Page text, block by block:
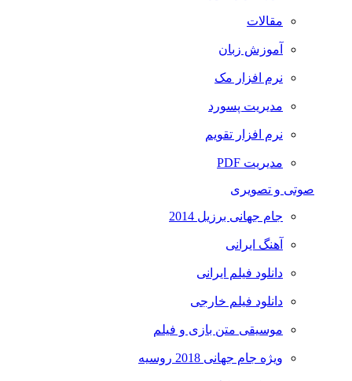
مقالات
آموزش زبان
نرم افزار مک
مدیریت پسورد
نرم افزار تقویم
مدیریت PDF
صوتی و تصویری
جام جهانی برزیل 2014
آهنگ ایرانی
دانلود فیلم ایرانی
دانلود فیلم خارجی
موسیقی متن بازی و فیلم
ویژه جام جهانی 2018 روسیه